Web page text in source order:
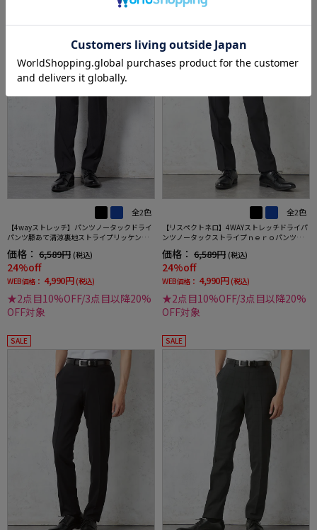
全2色
【4wayストレッチ】パンツノータックドライ
パンツ膝あて清涼裏地ストライプリッケンバ
ッカー春夏
価格： 6,589円 (税込)
24%off
WEB価格： 4,990円 (税込)
★2点目10%OFF/3点目以降20%
OFF対象
全2色
【リスペクトネロ】4WAYストレッチドライパ
ンツノータックストライプｎｅｒｏパンツウ
ォッシャブルノータック春夏
価格： 6,589円 (税込)
24%off
WEB価格： 4,990円 (税込)
★2点目10%OFF/3点目以降20%
OFF対象
SALE SALE